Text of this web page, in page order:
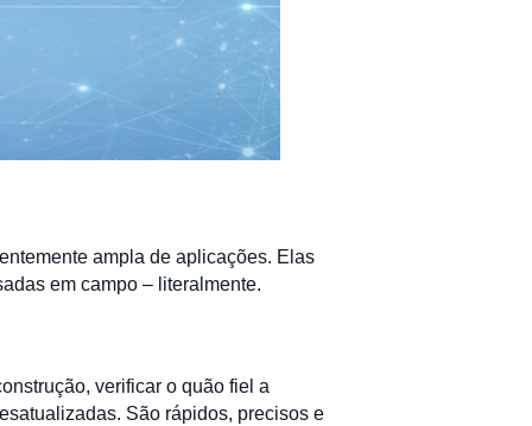
ampla de aplicações. Elas
em campo – literalmente.
verificar o quão fiel a
São rápidos, precisos e